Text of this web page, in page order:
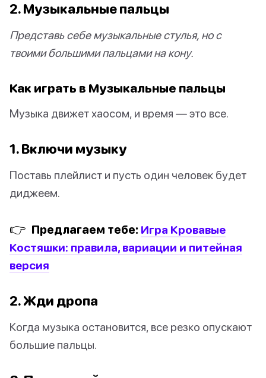
2. Музыкальные пальцы
Представь себе музыкальные стулья, но с
твоими большими пальцами на кону.
Как играть в Музыкальные пальцы
Музыка движет хаосом, и время — это все.
1. Включи музыку
Поставь плейлист и пусть один человек будет
диджеем.
👉 Предлагаем тебе: Игра Кровавые
Костяшки: правила, вариации и питейная
версия
2. Жди дропа
Когда музыка остановится, все резко опускают
большие пальцы.